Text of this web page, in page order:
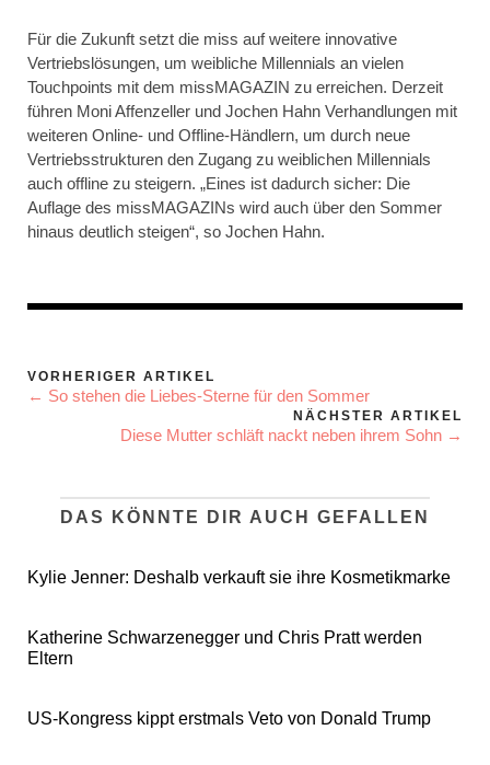
Für die Zukunft setzt die miss auf weitere innovative
Vertriebslösungen, um weibliche Millennials an vielen
Touchpoints mit dem missMAGAZIN zu erreichen. Derzeit
führen Moni Affenzeller und Jochen Hahn Verhandlungen mit
weiteren Online- und Offline-Händlern, um durch neue
Vertriebsstrukturen den Zugang zu weiblichen Millennials
auch offline zu steigern. „Eines ist dadurch sicher: Die
Auflage des missMAGAZINs wird auch über den Sommer
hinaus deutlich steigen“, so Jochen Hahn.
VORHERIGER ARTIKEL
← So stehen die Liebes-Sterne für den Sommer
NÄCHSTER ARTIKEL
Diese Mutter schläft nackt neben ihrem Sohn →
DAS KÖNNTE DIR AUCH GEFALLEN
Kylie Jenner: Deshalb verkauft sie ihre Kosmetikmarke
Katherine Schwarzenegger und Chris Pratt werden
Eltern
US-Kongress kippt erstmals Veto von Donald Trump